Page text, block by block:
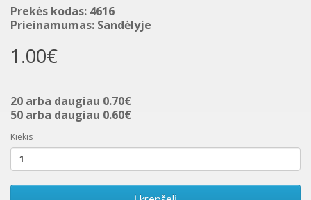
Prekės kodas: 4616
Prieinamumas: Sandėlyje
1.00€
20 arba daugiau 0.70€
50 arba daugiau 0.60€
Kiekis